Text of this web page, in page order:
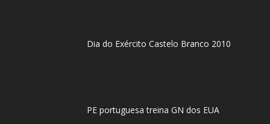
Dia do Exército Castelo Branco 2010
PE portuguesa treina GN dos EUA